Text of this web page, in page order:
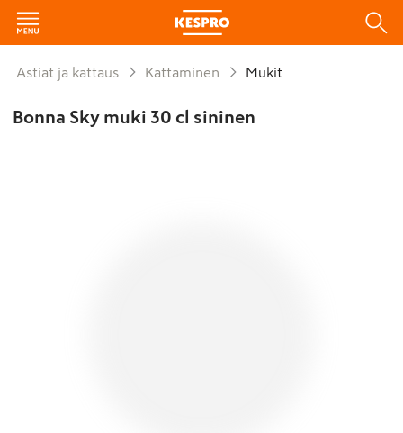
Astiat ja kattaus Kattaminen Mukit
Bonna Sky muki 30 cl sininen